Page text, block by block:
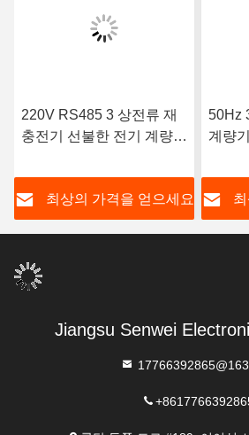
220V RS485 3 상전류 재
충전기 선불한 전기 계량기
다
최상의 가격을 얻으세요
50Hz
계량
Jiangsu Senwei